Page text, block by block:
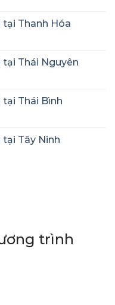
tại Thanh Hóa
Thái Nguyên
Thái Bình
Tây Ninh
trình